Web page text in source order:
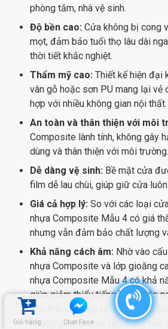
Giỏ hàng Chat Face
phòng tắm, nhà vệ sinh.
Độ bền cao: Cửa không bị cong
mọt, đảm bảo tuổi thọ lâu dài
thời tiết khắc nghiệt.
Thẩm mỹ cao: Thiết kế hiện đại
vân gỗ hoặc sơn PU mang lại vẻ
hợp với nhiều không gian nội thất.
An toàn và thân thiện với môi
Composite lành tính, không gây
dùng và thân thiện với môi trường.
Dễ dàng vệ sinh: Bề mặt cửa
film dễ lau chùi, giúp giữ cửa
Giá cả hợp lý: So với các loại
nhựa Composite Mẫu 4 có giá
nhưng vẫn đảm bảo chất lượng
Khả năng cách âm: Nhờ vào
nhựa Composite và lớp gioăng
nhựa Composite Mẫu 4 có khả
giúp giảm thiểu tiếng ồn từ bên
yên tĩnh và riêng tư. Đây là lựa
không gian cần sự tập trung cao